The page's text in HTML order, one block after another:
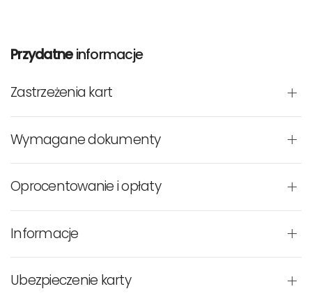
Przydatneinformacje
Zastrzeżenia kart
Wymagane dokumenty
Oprocentowanie i opłaty
Informacje
Ubezpieczenie karty